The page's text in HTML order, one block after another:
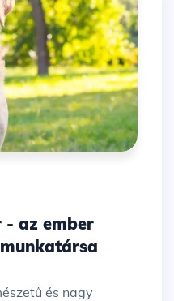
- az ember